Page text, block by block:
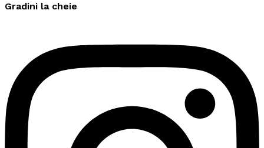
Gradini la cheie